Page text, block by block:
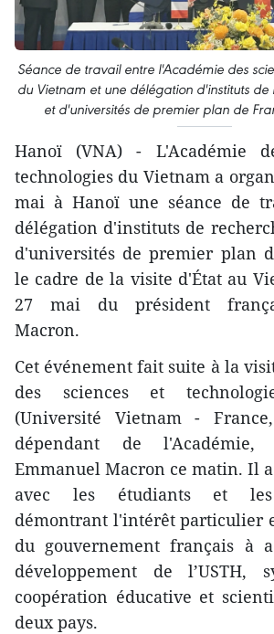
Séance de travail entre l'Académie des
du Vietnam et une délégation d'instituts de
et d'universités de premier plan de
Hanoï (VNA) - L'Académie
technologies du Vietnam a
mai à Hanoï une séance de
délégation d'instituts de
d'universités de premier plan
le cadre de la visite d'État au
27 mai du président
Macron.
Cet événement fait suite à la
des sciences et
(Université Vietnam -
dépendant de
Emmanuel Macron ce matin. Il
avec les étudiants et les
démontrant l'intérêt particulier
du gouvernement français à
développement de l’USTH,
coopération éducative et
deux pays.